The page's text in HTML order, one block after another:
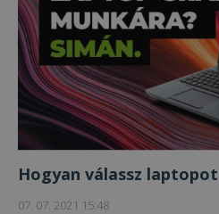
Hogyan válassz
07. 07. 2021 15:48